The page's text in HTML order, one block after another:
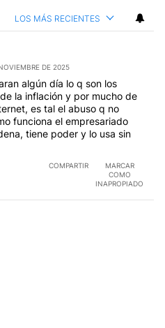
LOS MÁS RECIENTES
DE 2025
algún día lo q son los
la inflación y por mucho de
es tal el abuso q no
funciona el empresariado
tiene poder y lo usa sin
COMPARTIR
MARCAR
COMO
INAPROPIADO